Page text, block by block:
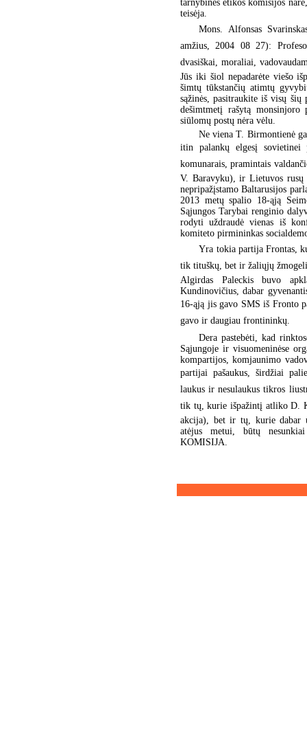
tarnybinės etikos komisijos
teisėja.
Mons. Alfonsas
amžius, 2004 08 27):
dvasiškai, moraliai,
Jūs iki šiol nepadarėte viešo
šimtų tūkstančių atimtų
sąžinės, pasitraukite iš visų
dešimtmetį rašytą
siūlomų postų nėra vėlu.
Ne viena T. Birmontienė
itin palankų elgesį sovietinei
komunarais, pramintais
V. Baravyku), ir Lietuvos rusų
nepripažįstamo Baltarusijos
2013 metų spalio 18-ąją
Sąjungos Tarybai renginio
rodyti uždraudė vienas iš
komiteto pirmininkas
Yra tokia partija
tik tituškų, bet ir žaliųjų
Algirdas Paleckis buvo
Kundinovičius, dabar
16-ąją jis gavo SMS iš
gavo ir daugiau frontininkų.
Dera pastebėti, kad
Sąjungoje ir visuomeninėse
kompartijos, komjaunimo
partijai pašaukus, širdžiai
laukus ir nesulaukus tikros
tik tų, kurie išpažintį atliko D.
akcija), bet ir tų, kurie dabar
atėjus metui, būtų
KOMISIJA.